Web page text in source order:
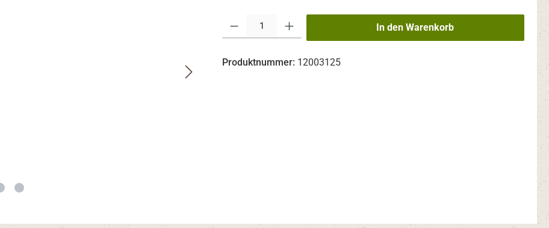
Produkt Anzahl: Gib den gewünschten Wert ein oder benutze die Schaltflächen um die
In den Warenkorb
Produktnummer: 12003125